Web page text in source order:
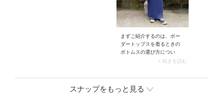
まずご紹介するのは、ボー
ダートップスを着るときの
ボトムスの選び方につい
て。コーデのシルエットが
す。ゆるっと感のあるボー
> 続きを読む
スナップをもっと見る